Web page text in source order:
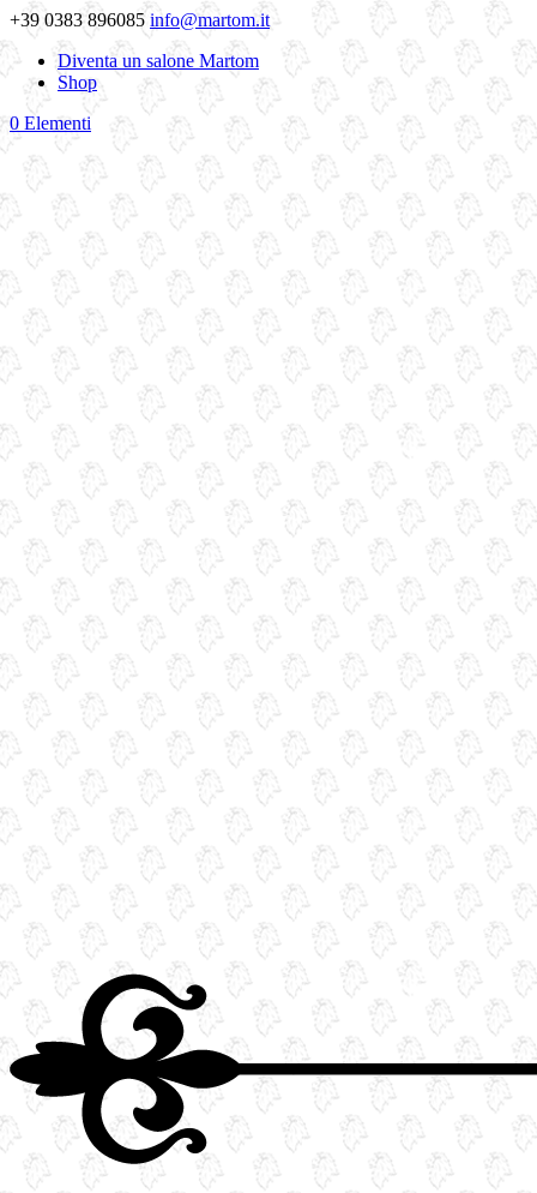
+39 0383 896085 info@martom.it
Diventa un salone Martom
Shop
0 Elementi